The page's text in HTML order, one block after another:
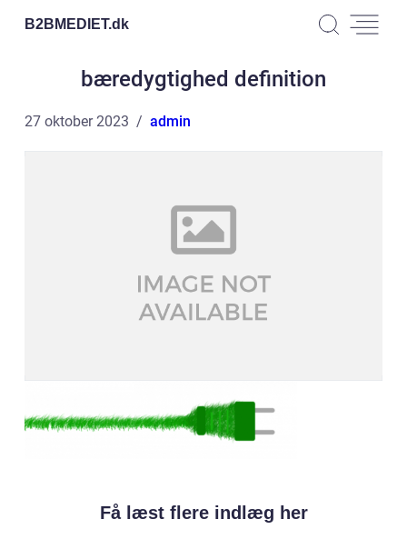
B2BMEDIET.dk
bæredygtighed definition
27 oktober 2023 admin
Få læst flere indlæg her